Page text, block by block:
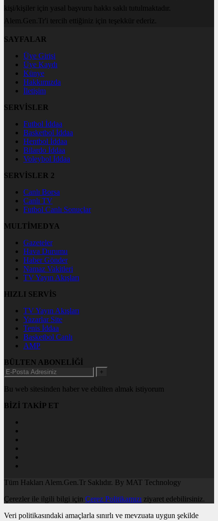
kişi/kişiler için yasal başvuru hakkı saklı tutulmaktadır.
Alem.Gen.Tr'i tercih ettiğiniz için teşekkür ederiz.
SAYFALAR
Üye Girişi
Üye Kaydı
Künye
Hakkımızda
İletişim
SERVİSLER
Futbol İddaa
Basketbol İddaa
Hentbol İddaa
Bilardo İddaa
Voleybol İddaa
SERVİSLER 2
Canlı Borsa
Canlı TV
Futbol Canlı Sonuçlar
MULTİMEDYA
Gazeteler
Hava Durumu
Haber Gönder
Namaz Vakitleri
TV Yayın Akışları
HIZLI SERVİS
TV Yayın Akışları
Yazarlar Site
Tenis İddaa
Basketbol Canlı
AMP
BÜLTEN ABONELİĞİ
+
Bu web sitesinden haber ve ebülten almak istiyorum
BİZİ TAKİP ET
Tüm Hakları Alem.Gen.Tr Saklıdır. By MAT Technology
Çerezler ile ilgili bilgi için Çerez Politikamızı ziyaret edebilirsiniz.
Veri politikasındaki amaçlarla sınırlı ve mevzuata uygun şekilde